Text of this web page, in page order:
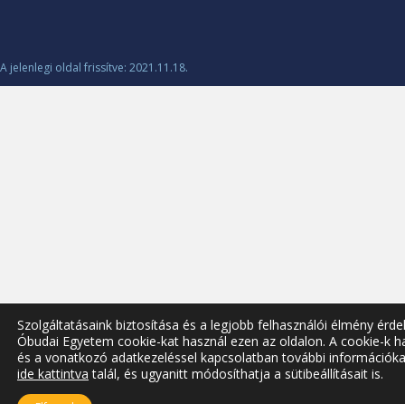
A jelenlegi oldal frissítve: 2021.11.18.
Szolgáltatásaink biztosítása és a legjobb felhasználói élmény
Óbudai Egyetem cookie-kat használ ezen az oldalon. A cookie-k
és a vonatkozó adatkezeléssel kapcsolatban további
ide kattintva talál, és ugyanitt módosíthatja a sütibeállításait is.